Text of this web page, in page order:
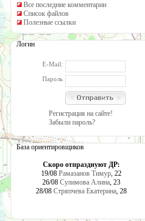
Все последние комментарии
Список файлов
Полезные ссылки
Логин
E-Mail:
Пароль
Регистрация на сайте!
Забыли пароль?
База ориентировщиков
Скоро отпразднуют ДР:
19/08 Рамазанов Тимур, 22
26/08 Сулимова Алина, 23
28/08 Стряпчева Екатерина, 28